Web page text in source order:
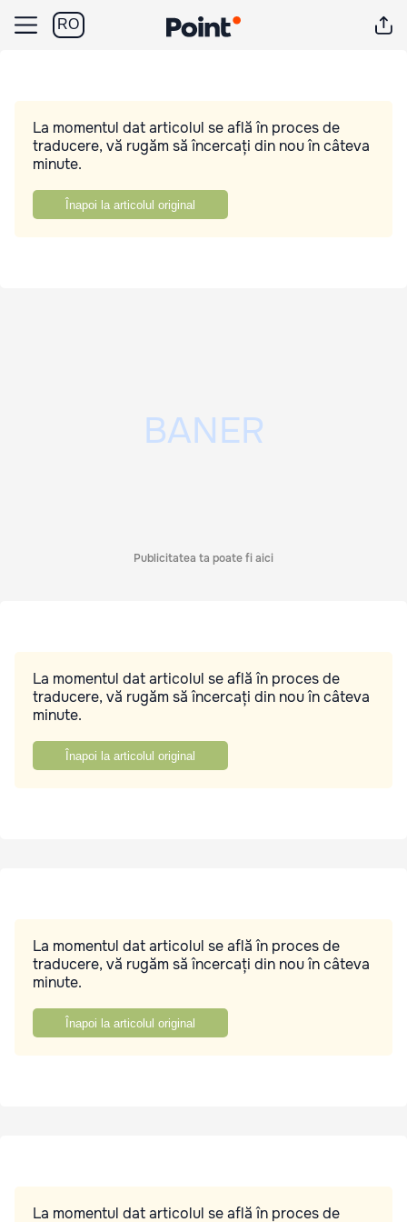
RO
La momentul dat articolul se află în proces de
traducere, vă rugăm să încercați din nou în câteva
minute.
Înapoi la articolul original
Publicitatea ta poate fi aici
La momentul dat articolul se află în proces de
traducere, vă rugăm să încercați din nou în câteva
minute.
Înapoi la articolul original
La momentul dat articolul se află în proces de
traducere, vă rugăm să încercați din nou în câteva
minute.
Înapoi la articolul original
La momentul dat articolul se află în proces de